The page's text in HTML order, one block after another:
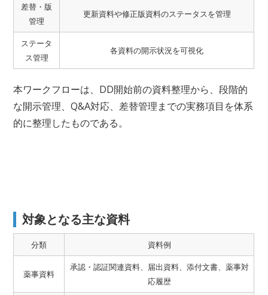
差替・版
管理
更新資料や修正版資料のステータスを管理
ステータ
ス管理
各資料の開示状況を可視化
本ワークフローは、DD開始前の資料整理から、段階的
な開示管理、Q&A対応、差替管理までの実務項目を体系
的に整理したものである。
対象となる主な資料
分類 資料例
薬事資料
承認・認証関連資料、届出資料、添付文書、薬事対
応履歴